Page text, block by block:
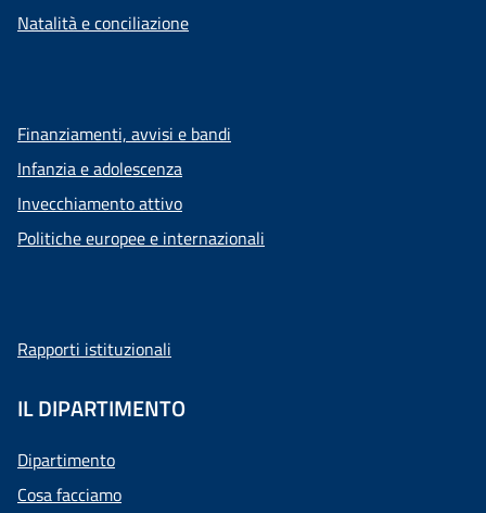
Natalità e conciliazione
Finanziamenti, avvisi e bandi
Infanzia e adolescenza
Invecchiamento attivo
Politiche europee e internazionali
Rapporti istituzionali
IL DIPARTIMENTO
Dipartimento
Cosa facciamo